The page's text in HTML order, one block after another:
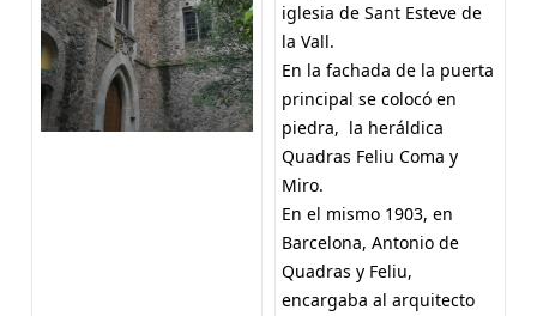
iglesia de Sant Esteve de
la Vall.
En la fachada de la puerta
principal se colocó en
piedra, la heráldica
Quadras Feliu Coma y
Miro.
En el mismo 1903, en
Barcelona, Antonio de
Quadras y Feliu,
encargaba al arquitecto